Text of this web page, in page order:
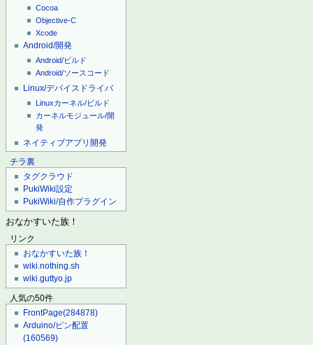
Cocoa
Objective-C
Xcode
Android/開発
Android/ビルド
Android/ソースコード
Linux/デバイスドライバ
Linuxカーネル/ビルド
カーネルモジュール/開
発
ネイティブアプリ開発
チラ裏
タグクラウド
PukiWiki設定
PukiWiki/自作プラグイン
おなかすいた族！
リンク
おなかすいた族！
wiki.nothing.sh
wiki.guttyo.jp
人気の50件
FrontPage(284878)
Arduino/ピン配置
(160569)